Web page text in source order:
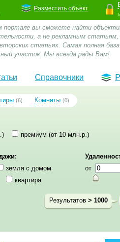
Разместить объект
портале вы сможете найти
а не рекламным
статьях. Самая полная база
участок. Мы всегда рады Вам!
Справочники
(6) Комнаты (0)
премиум (от 10 млн.р.)
земля с домом
квартира
от
Результатов > 1000